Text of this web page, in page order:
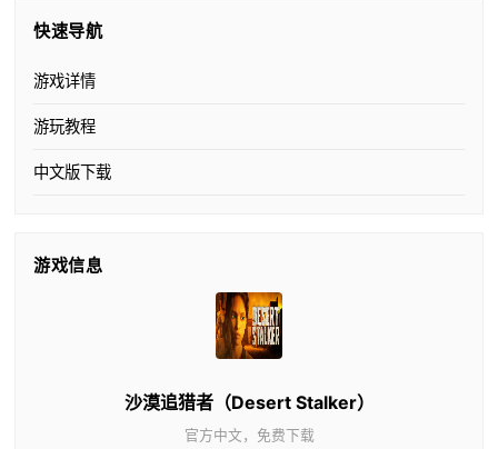
快速导航
游戏详情
游玩教程
中文版下载
游戏信息
沙漠追猎者（Desert Stalker）
官方中文，免费下载